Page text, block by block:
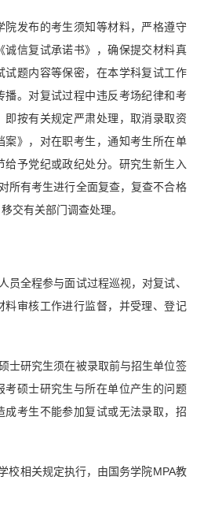
院发布的考生须知等材料，严格遵守
诚信复试承诺书》，确保提交材料真
试题内容等保密，在本学科复试工作
播。对复试过程中违反考场纪律和考
即按有关规定严肃处理，取消录取资
案》，对在职考生，通知考生所在单
给予党纪或政纪处分。研究生新生入
所有考生进行全面复查，复查不合格
交有关部门调查处理。
员全程参与面试过程巡视，对复试、
料审核工作进行监督，并受理、登记
士研究生须在被录取前与招生单位签
考硕士研究生与所在单位产生的问题
成考生不能参加复试或无法录取，招
校相关规定执行，由国务学院MPA教